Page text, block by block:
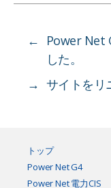
←
Power Net
した。
→ サイトをリ
トップ
Power Net G4
Power Net 電力CIS